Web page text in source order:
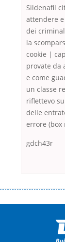
Sildenafil
attendere
dei
la
cookie |
provate da
e come
un classe
riflettevo
delle
errore (box
gdch43r
оформляти кредит в
загальна
іншого. Завдяки